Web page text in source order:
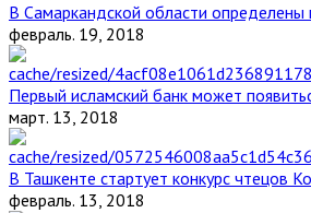
В Самаркандской области
февраль. 19, 2018
Первый исламский банк может
март. 13, 2018
В Ташкенте стартует конкурс чтецов
февраль. 13, 2018